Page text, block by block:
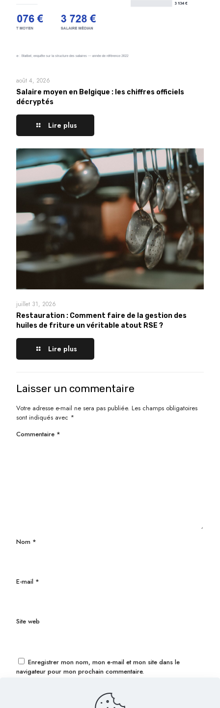
août 4, 2026
Salaire moyen en Belgique : les chiffres officiels
décryptés
Lire plus
juillet 31, 2026
Restauration : Comment faire de la gestion des
huiles de friture un véritable atout RSE ?
Lire plus
Laisser un commentaire
Votre adresse e-mail ne sera pas publiée. Les champs obligatoires
sont indiqués avec *
Commentaire *
Nom *
E-mail *
Site web
Enregistrer mon nom, mon e-mail et mon site dans le
navigateur pour mon prochain commentaire.